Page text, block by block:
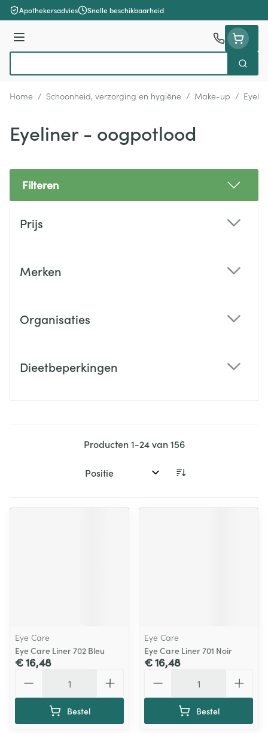
Ga naar de inhoud
Apothekersadvies Snelle beschikbaarheid
Menu
Zoek
Home / Schoonheid, verzorging en hygiëne / Make-up /
Eyeliner - oogpotlood
Filteren
Prijs
Merken
Organisaties
Dieetbeperkingen
Producten1-24van156
Sorteer op:
Eye Care
Eye Care Liner 702 Bleu
€ 16,48
Bestel
Eye Care
Eye Care Liner 701 Noir
€ 16,48
Bestel